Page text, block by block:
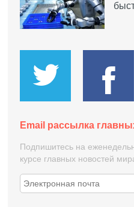
Email рассылка
Подпишитесь на
курсе главных новостей